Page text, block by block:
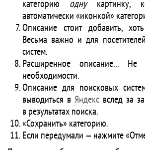
категорию однукартинку,
автоматически «иконкой»
Описание стоит добавить,
Весьма важно и для
систем.
Расширенное описание... Не
необходимости.
Описание для поисковых
выводиться в Яндекс вслед за
в результатах поиска.
«Сохранить» категорию.
Если передумали — нажмите